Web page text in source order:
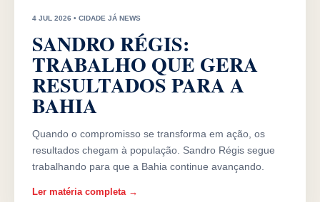
4 JUL 2026 • CIDADE JÁ NEWS
SANDRO RÉGIS:
TRABALHO QUE GERA
RESULTADOS PARA A
BAHIA
Quando o compromisso se transforma em ação, os
resultados chegam à população. Sandro Régis segue
trabalhando para que a Bahia continue avançando.
Ler matéria completa →